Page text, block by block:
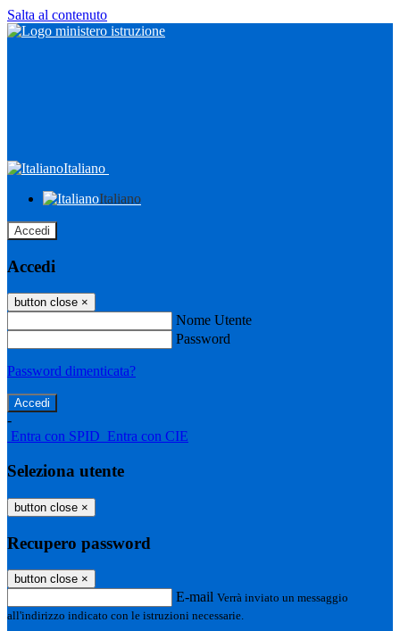
Salta al contenuto
Italiano
Italiano
Accedi
Accedi
button close ×
Nome Utente
Password
Password dimenticata?
-
Entra con SPID Entra con CIE
Seleziona utente
button close ×
Recupero password
button close ×
E-mail Verrà inviato un messaggio
all'indirizzo indicato con le istruzioni necessarie.